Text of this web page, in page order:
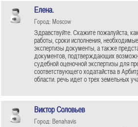
Елена.
Город: Moscow
Здравствуйте. Скажите пожалуйста,
работы, сроки исполнения,
экспертизы документы, а также
документов, подтверждающих
судебной оценочной экспертизы для
соответствующего ходатайства в
области. речь идет о трех земельных
Виктор Соловьев
Город: Benahavis